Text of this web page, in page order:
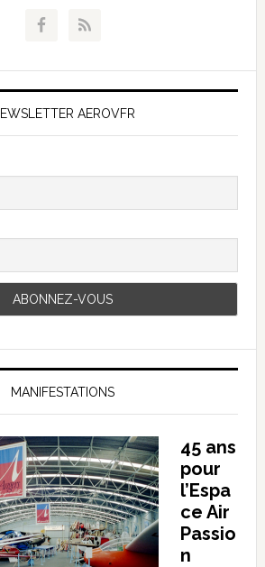
AEROVFR
MANIFESTATIONS
45 ans
pour
l’Espa
ce Air
Passio
n